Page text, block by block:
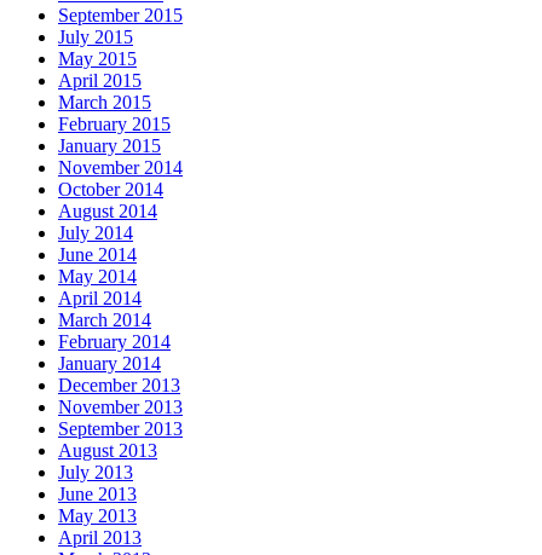
September 2015
July 2015
May 2015
April 2015
March 2015
February 2015
January 2015
November 2014
October 2014
August 2014
July 2014
June 2014
May 2014
April 2014
March 2014
February 2014
January 2014
December 2013
November 2013
September 2013
August 2013
July 2013
June 2013
May 2013
April 2013